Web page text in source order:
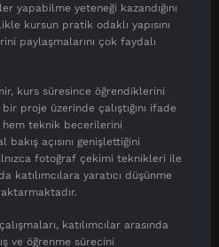
yapabilme yeteneği kazandığını
kursun pratik odaklı yapısını
paylaşmalarını çok faydalı
kurs süresince öğrendiklerini
proje üzerinde çalıştığını ifade
teknik becerilerini
açısını genişlettiğini
fotoğraf çekimi teknikleri ile
katılımcılara yaratıcı düşünme
aktarmaktadır.
katılımcılar arasında
ve öğrenme sürecini